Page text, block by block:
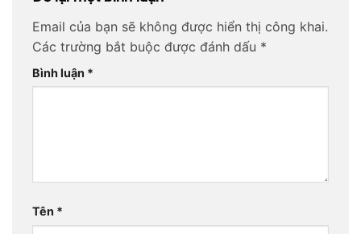
Email của bạn sẽ không được hiển thị công khai.
Các trường bắt buộc được đánh dấu *
Bình luận *
Tên *